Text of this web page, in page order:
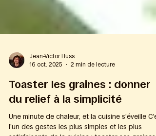
16 oct. 2025
2 min de lecture
Toaster les graines : donner
du relief à la simplicité